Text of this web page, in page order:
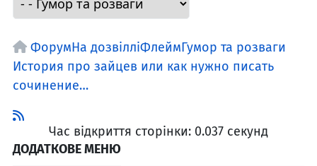
ФорумНа дозвілліФлеймГумор та розваги
История про зайцев или как нужно писать
сочинение…
Час відкриття сторінки: 0.037 секунд
ДОДАТКОВЕ МЕНЮ